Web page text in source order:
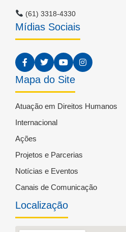
(61) 3318-4330
Mídias Sociais
Mapa do Site
Atuação em Direitos Humanos
Internacional
Ações
Projetos e Parcerias
Notícias e Eventos
Canais de Comunicação
Localização